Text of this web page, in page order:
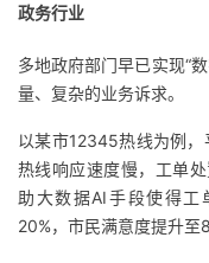
政务行业
多地政府部门早已实现“
量、复杂的业务诉求。
以某市12345热线为例，
热线响应速度慢，工单
助大数据AI手段使得
20%，市民满意度提升至